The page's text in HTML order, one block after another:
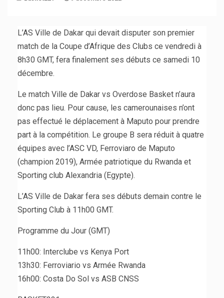
L’AS Ville de Dakar qui devait disputer son premier
match de la Coupe d’Afrique des Clubs ce vendredi à
8h30 GMT, fera finalement ses débuts ce samedi 10
décembre.
Le match Ville de Dakar vs Overdose Basket n’aura
donc pas lieu. Pour cause, les camerounaises n’ont
pas effectué le déplacement à Maputo pour prendre
part à la compétition. Le groupe B sera réduit à quatre
équipes avec l’ASC VD, Ferroviaro de Maputo
(champion 2019), Armée patriotique du Rwanda et
Sporting club Alexandria (Egypte).
L’AS Ville de Dakar fera ses débuts demain contre le
Sporting Club à 11h00 GMT.
Programme du Jour (GMT)
11h00: Interclube vs Kenya Port
13h30: Ferroviario vs Armée Rwanda
16h00: Costa Do Sol vs ASB CNSS